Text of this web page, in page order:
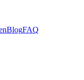
BlogFAQ